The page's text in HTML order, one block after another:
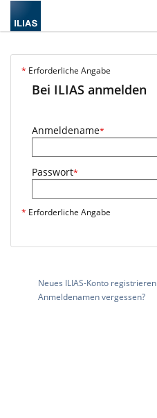
* Erforderliche Angabe
Bei ILIAS anmelden
Anmeldename*
Passwort*
* Erforderliche Angabe
Neues ILIAS-Konto registrieren
Anmeldenamen vergessen?